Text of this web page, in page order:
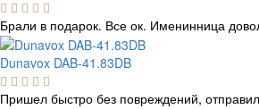
Брали в подарок. Все ок. Именинница
Dunavox DAB-41.83DB
Пришел быстро без повреждений,